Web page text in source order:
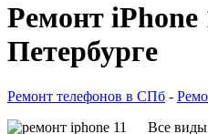
Ремонт iPhone
Петербурге
Ремонт телефонов в СПб -
Все виды